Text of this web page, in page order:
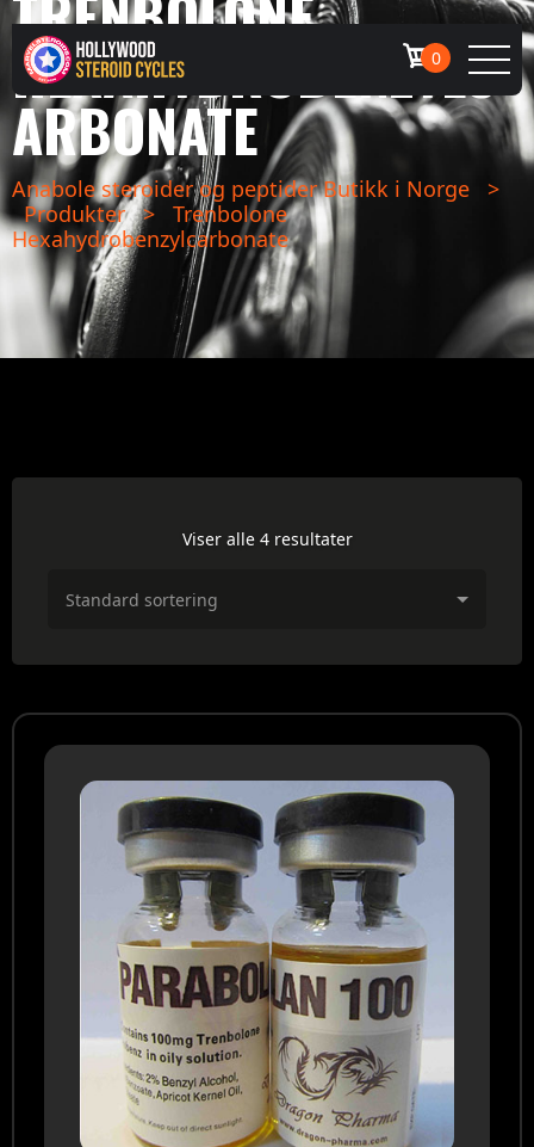
0
HEXAHYDROBENZYLC
ARBONATE
Anabole steroider og peptider Butikk i Norge
>
Produkter >
Trenbolone
Hexahydrobenzylcarbonate
Viser alle 4 resultater